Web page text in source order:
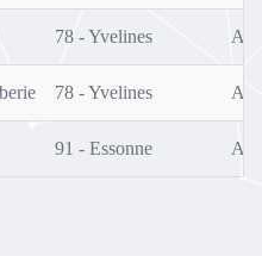
78 - Yvelines
78 - Yvelines
91 - Essonne